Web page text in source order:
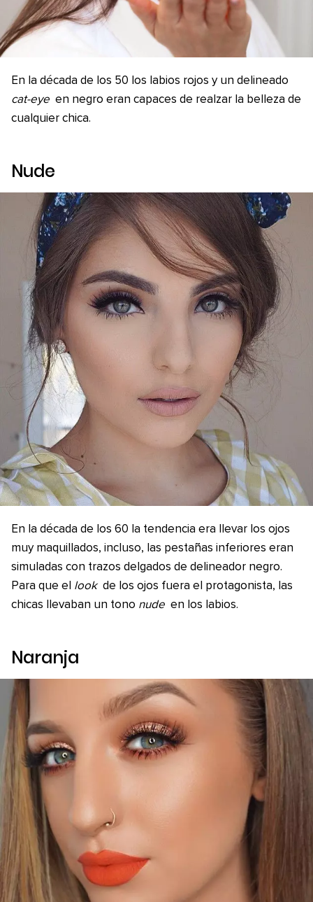
En la década de los 50 los labios rojos y un delineado
cat-eye en negro eran capaces de realzar la belleza de
cualquier chica.
Nude
En la década de los 60 la tendencia era llevar los ojos
muy maquillados, incluso, las pestañas inferiores eran
simuladas con trazos delgados de delineador negro.
Para que el look de los ojos fuera el protagonista, las
chicas llevaban un tono nude en los labios.
Naranja